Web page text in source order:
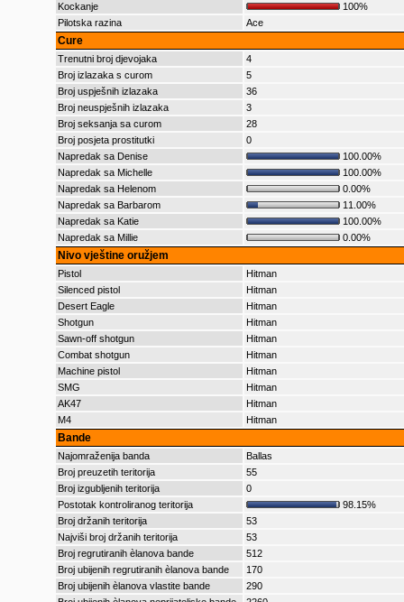
Kockanje
100%
Pilotska razina
Ace
Cure
Trenutni broj djevojaka
4
Broj izlazaka s curom
5
Broj uspješnih izlazaka
36
Broj neuspješnih izlazaka
3
Broj seksanja sa curom
28
Broj posjeta prostitutki
0
Napredak sa Denise
100.00%
Napredak sa Michelle
100.00%
Napredak sa Helenom
0.00%
Napredak sa Barbarom
11.00%
Napredak sa Katie
100.00%
Napredak sa Millie
0.00%
Nivo vještine oružjem
Pistol
Hitman
Silenced pistol
Hitman
Desert Eagle
Hitman
Shotgun
Hitman
Sawn-off shotgun
Hitman
Combat shotgun
Hitman
Machine pistol
Hitman
SMG
Hitman
AK47
Hitman
M4
Hitman
Bande
Najomraženija banda
Ballas
Broj preuzetih teritorija
55
Broj izgubljenih teritorija
0
Postotak kontroliranog teritorija
98.15%
Broj držanih teritorija
53
Najviši broj držanih teritorija
53
Broj regrutiranih èlanova bande
512
Broj ubijenih regrutiranih èlanova bande
170
Broj ubijenih èlanova vlastite bande
290